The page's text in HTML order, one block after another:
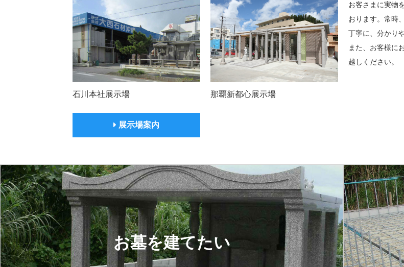
石川本社展示場 那覇新都心展示場
お客さまに実物
おります。常時
丁寧に、分かり
また、お客様に
越しください。
展示場案内
お墓を建てたい